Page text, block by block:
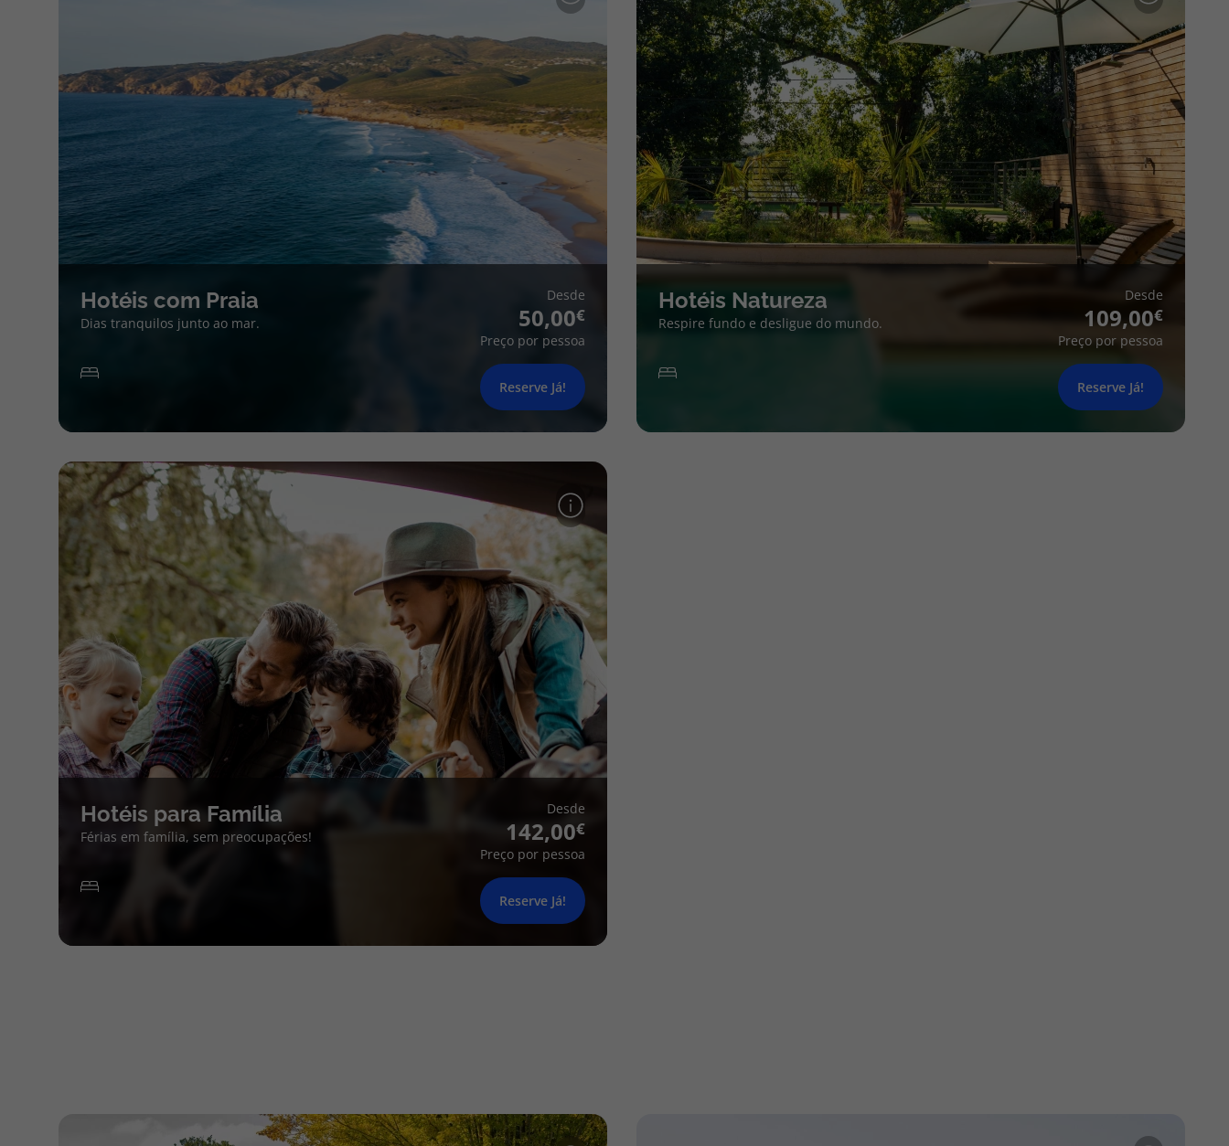
Hotéis com Praia
Dias tranquilos junto ao mar.
Desde
50,00
Preço por pessoa
Reserve Já!
Hotéis Natureza
Respire fundo e desligue do mundo.
Desde
109,00
Preço por pessoa
Reserve Já!
Hotéis para Família
Férias em família, sem preocupações!
Desde
142,00
Preço por pessoa
Reserve Já!